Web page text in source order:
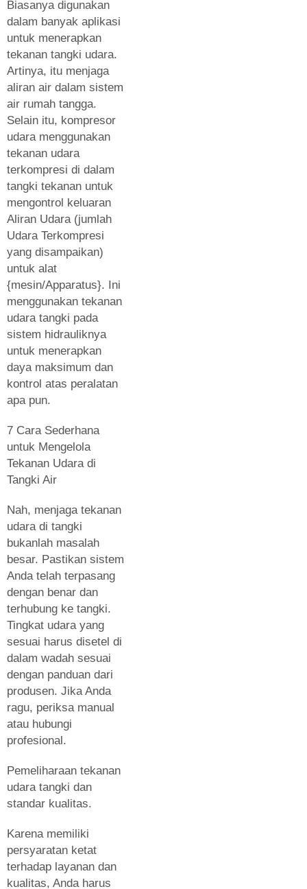
Biasanya digunakan
dalam banyak aplikasi
untuk menerapkan
tekanan tangki udara.
Artinya, itu menjaga
aliran air dalam sistem
air rumah tangga.
Selain itu, kompresor
udara menggunakan
tekanan udara
terkompresi di dalam
tangki tekanan untuk
mengontrol keluaran
Aliran Udara (jumlah
Udara Terkompresi
yang disampaikan)
untuk alat
{mesin/Apparatus}. Ini
menggunakan tekanan
udara tangki pada
sistem hidrauliknya
untuk menerapkan
daya maksimum dan
kontrol atas peralatan
apa pun.
7 Cara Sederhana
untuk Mengelola
Tekanan Udara di
Tangki Air
Nah, menjaga tekanan
udara di tangki
bukanlah masalah
besar. Pastikan sistem
Anda telah terpasang
dengan benar dan
terhubung ke tangki.
Tingkat udara yang
sesuai harus disetel di
dalam wadah sesuai
dengan panduan dari
produsen. Jika Anda
ragu, periksa manual
atau hubungi
profesional.
Pemeliharaan tekanan
udara tangki dan
standar kualitas.
Karena memiliki
persyaratan ketat
terhadap layanan dan
kualitas, Anda harus